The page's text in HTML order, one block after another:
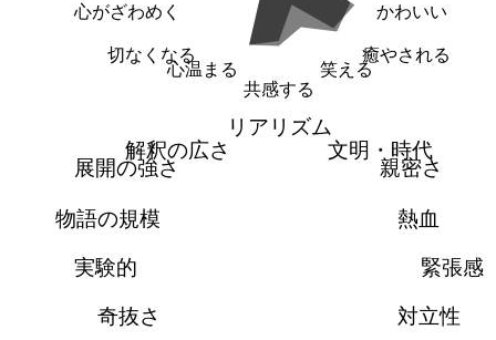
かわいい
癒やされる
笑える
共感する
心温まる
切なくなる
心がざわめく
リアリズム
文明・時代
親密さ
熱血
緊張感
対立性
奇抜さ
実験的
物語の規模
展開の強さ
解釈の広さ